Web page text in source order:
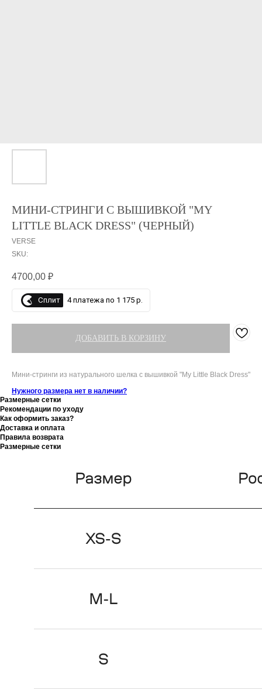
МИНИ-СТРИНГИ С ВЫШИВКОЙ "MY
LITTLE BLACK DRESS" (ЧЕРНЫЙ)
VERSE
SKU:
4700,00 ₽
Сплит 4 платежа по 1 175 р.
ДОБАВИТЬ В КОРЗИНУ
Мини-стринги из натурального шелка с вышивкой "My Little Black Dress"
Нужного размера нет в наличии?
Размерные сетки
Рекомендации по уходу
Как оформить заказ?
Доставка и оплата
Правила возврата
Размерные сетки